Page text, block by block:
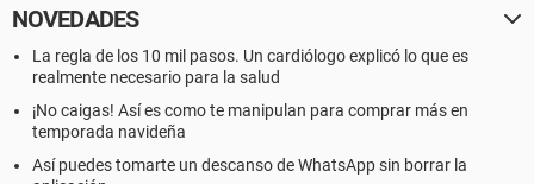
NOVEDADES
La regla de los 10 mil pasos. Un cardiólogo explicó lo que es
realmente necesario para la salud
¡No caigas! Así es como te manipulan para comprar más en
temporada navideña
Así puedes tomarte un descanso de WhatsApp sin borrar la